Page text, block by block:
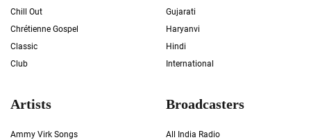
Chill Out
Chrétienne Gospel
Classic
Club
Gujarati
Haryanvi
Hindi
International
Artists
Ammy Virk Songs
Broadcasters
All India Radio